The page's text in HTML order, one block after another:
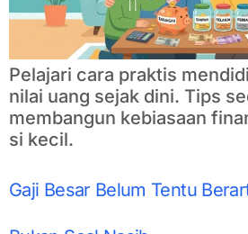
Pelajari cara praktis
nilai uang sejak dini. Tips
membangun kebiasaan
si kecil.
Gaji Besar Belum Tentu